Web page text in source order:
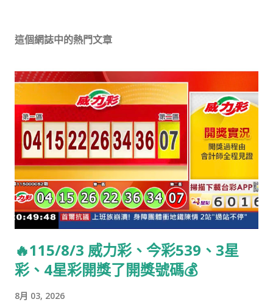
這個網誌中的熱門文章
🔥115/8/3 威力彩、今彩539、3星
彩、4星彩開獎了開獎號碼💰
8月 03, 2026